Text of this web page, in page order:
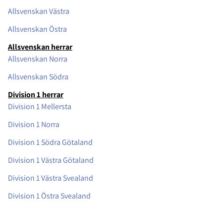
Allsvenskan Västra
Allsvenskan Östra
Allsvenskan herrar
Allsvenskan Norra
Allsvenskan Södra
Division 1 herrar
Division 1 Mellersta
Division 1 Norra
Division 1 Södra Götaland
Division 1 Västra Götaland
Division 1 Västra Svealand
Division 1 Östra Svealand